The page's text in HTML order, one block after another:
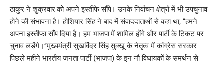
ठाकुर ने शुक्रवार को अपने इस्तीफे सौंपे। उनके निर्वाचन क्षेत्रों में भी उपचुनाव
होने की संभावना है। होशियार सिंह ने बाद में संवाददाताओं से कहा था, ‘‘हमने
अपना इस्तीफा सौंप दिया है। हम भाजपा में शामिल होंगे और पार्टी के टिकट पर
चुनाव लड़ेंगे।’’मुख्यमंत्री सुखविंदर सिंह सुक्खू के नेतृत्व में कांग्रेस सरकार
पिछले महीने भारतीय जनता पार्टी (भाजपा) के इन नौ विधायकों के समर्थन से